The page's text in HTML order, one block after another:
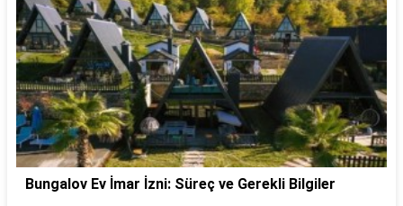
Bungalov Ev İmar İzni: Süreç ve Gerekli Bilgiler